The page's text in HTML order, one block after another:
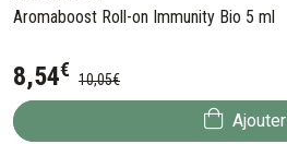
Aromaboost Roll-on Immunity Bio 5 ml
8,54€ 10,05€
Ajouter